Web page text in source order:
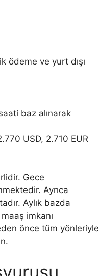
ödeme ve yurt dışı
baz alınarak
USD, 2.710 EUR
Gece
Ayrıca
Aylık bazda
imkanı
önce tüm yönleriyle